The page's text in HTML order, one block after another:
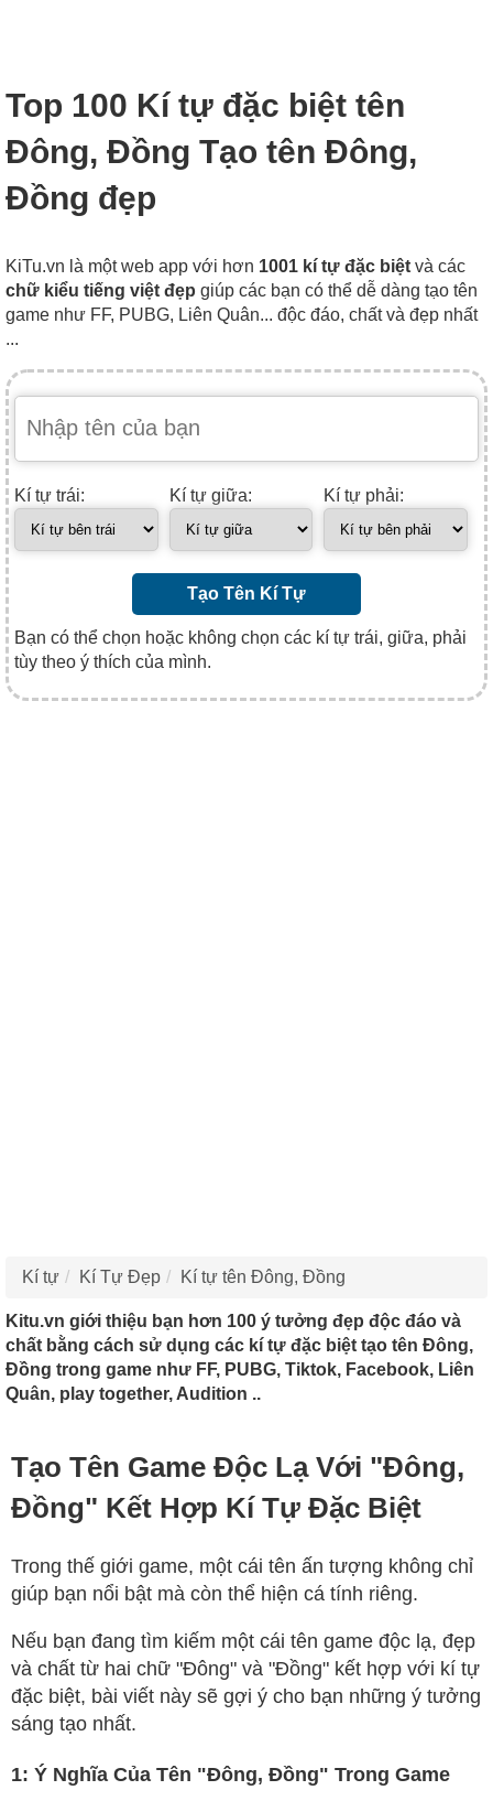
Top 100 Kí tự đặc biệt tên
Đông, Đồng Tạo tên Đông,
Đồng đẹp
KiTu.vn là một web app với hơn 1001 kí tự đặc biệt và các
chữ kiểu tiếng việt đẹp giúp các bạn có thể dễ dàng tạo tên
game như FF, PUBG, Liên Quân... độc đáo, chất và đẹp nhất
...
Kí tự trái: Kí tự giữa: Kí tự phải:
Tạo Tên Kí Tự
Bạn có thể chọn hoặc không chọn các kí tự trái, giữa, phải
tùy theo ý thích của mình.
Kí tự Kí Tự Đẹp Kí tự tên Đông, Đồng
Kitu.vn giới thiệu bạn hơn 100 ý tưởng đẹp độc đáo và
chất bằng cách sử dụng các kí tự đặc biệt tạo tên Đông,
Đồng trong game như FF, PUBG, Tiktok, Facebook, Liên
Quân, play together, Audition ..
Tạo Tên Game Độc Lạ Với "Đông,
Đồng" Kết Hợp Kí Tự Đặc Biệt
Trong thế giới game, một cái tên ấn tượng không chỉ
giúp bạn nổi bật mà còn thể hiện cá tính riêng.
Nếu bạn đang tìm kiếm một cái tên game độc lạ, đẹp
và chất từ hai chữ "Đông" và "Đồng" kết hợp với kí tự
đặc biệt, bài viết này sẽ gợi ý cho bạn những ý tưởng
sáng tạo nhất.
1: Ý Nghĩa Của Tên "Đông, Đồng" Trong Game